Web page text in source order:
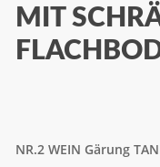
MIT
NR.2 WEIN Gärung